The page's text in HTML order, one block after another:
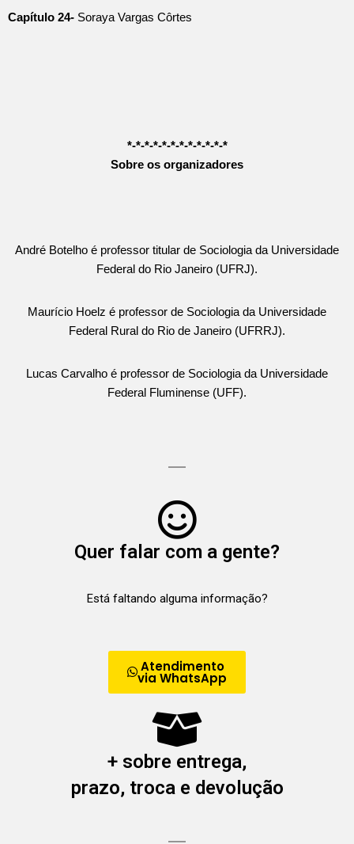
Capítulo 24- Soraya Vargas Côrtes
*-*-*-*-*-*-*-*-*-*-*-*
Sobre os organizadores
André Botelho é professor titular de Sociologia da Universidade
Federal do Rio Janeiro (UFRJ).
Maurício Hoelz é professor de Sociologia da Universidade
Federal Rural do Rio de Janeiro (UFRRJ).
Lucas Carvalho é professor de Sociologia da Universidade
Federal Fluminense (UFF).
Quer falar com a gente?
Está faltando alguma informação?
Atendimento
via WhatsApp
+ sobre entrega,
prazo, troca e devolução